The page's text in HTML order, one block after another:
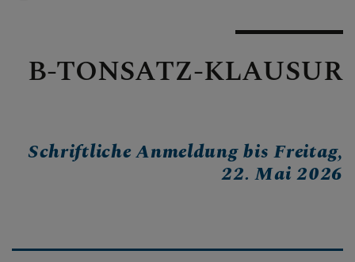
STUDIUM
KONSERVATORIUM
B-TONSATZ-KLAUSUR
Schriftliche Anmeldung bis Freitag,
22. Mai 2026